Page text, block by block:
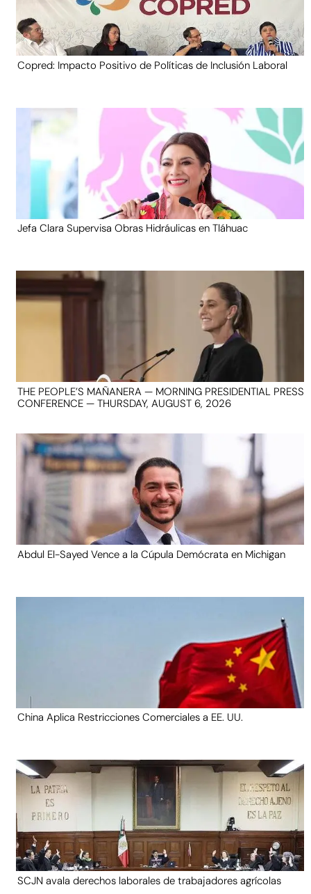
Copred: Impacto Positivo de Políticas de Inclusión Laboral
Jefa Clara Supervisa Obras Hidráulicas en Tláhuac
THE PEOPLE’S MAÑANERA — MORNING PRESIDENTIAL PRESS
CONFERENCE — THURSDAY, AUGUST 6, 2026
Abdul El-Sayed Vence a la Cúpula Demócrata en Michigan
China Aplica Restricciones Comerciales a EE. UU.
SCJN avala derechos laborales de trabajadores agrícolas